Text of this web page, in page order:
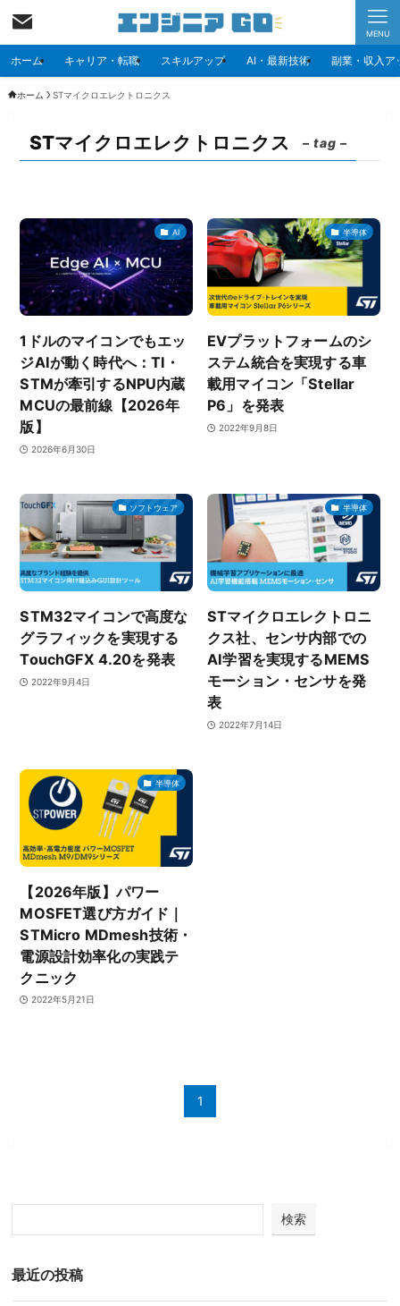
MENU
ホーム キャリア・転職 スキルアップ AI・最新技術 副業・収入ア
ホーム STマイクロエレクトロニクス
STマイクロエレクトロニクス – tag –
AI
1ドルのマイコンでもエッ
ジAIが動く時代へ：TI・
STMが牽引するNPU内蔵
MCUの最前線【2026年
版】
2026年6月30日
半導体
EVプラットフォームのシ
ステム統合を実現する車
載用マイコン「Stellar
P6」を発表
2022年9月8日
ソフトウェア
STM32マイコンで高度な
グラフィックを実現する
TouchGFX 4.20を発表
2022年9月4日
半導体
STマイクロエレクトロニ
クス社、センサ内部での
AI学習を実現するMEMS
モーション・センサを発
表
2022年7月14日
半導体
【2026年版】パワー
MOSFET選び方ガイド｜
STMicro MDmesh技術・
電源設計効率化の実践テ
クニック
2022年5月21日
1
検索
最近の投稿